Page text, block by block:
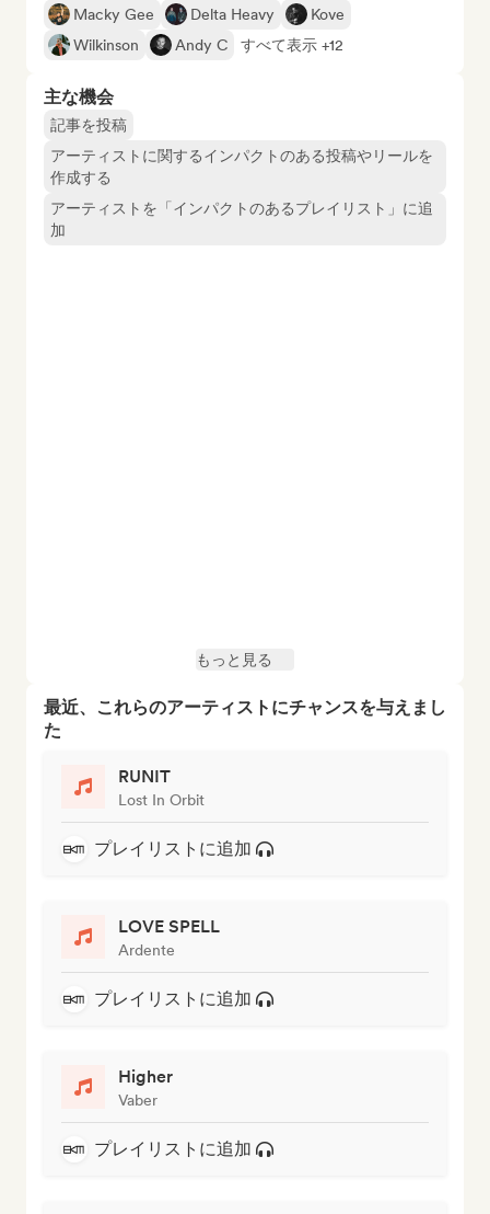
Macky Gee
Delta Heavy
Kove
Wilkinson
Andy C すべて表示 +12
主な機会
記事を投稿
アーティストに関するインパクトのある投稿やリールを
作成する
アーティストを「インパクトのあるプレイリスト」に追
加
もっと見る
最近、これらのアーティストにチャンスを与えまし
た
RUNIT
Lost In Orbit
プレイリストに追加
LOVE SPELL
Ardente
プレイリストに追加
Higher
Vaber
プレイリストに追加